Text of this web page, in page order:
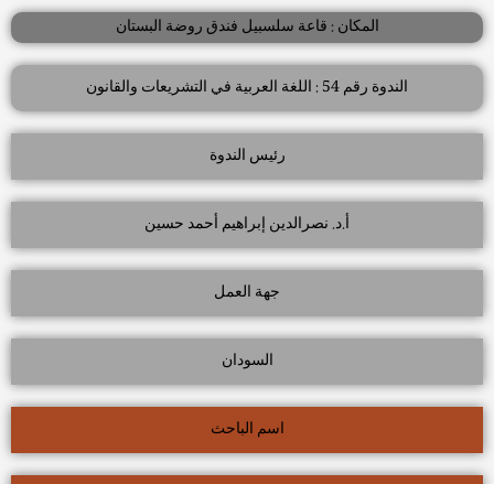
المكان : قاعة سلسبيل فندق روضة البستان
الندوة رقم 54 : اللغة العربية في التشريعات والقانون
رئيس الندوة
أ.د. نصرالدين إبراهيم أحمد حسين
جهة العمل
السودان
اسم الباحث